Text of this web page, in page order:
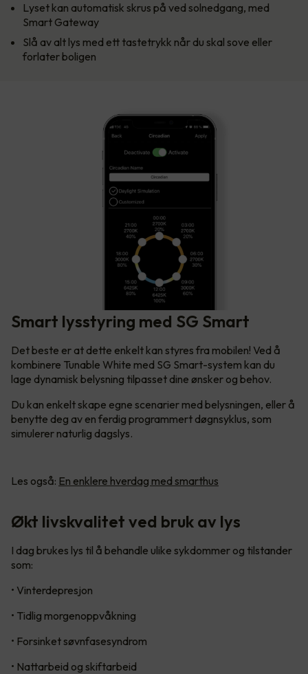
Lyset kan automatisk skrus på ved solnedgang, med
Smart Gateway
Slå av alt lys med ett tastetrykk når du skal sove eller
forlater boligen
Smart lysstyring med SG Smart
Det beste er at dette enkelt kan styres fra mobilen! Ved å
kombinere Tunable White med SG Smart-system kan du
lage dynamisk belysning tilpasset dine ønsker og behov.
Du kan enkelt skape egne scenarier med belysningen, eller å
benytte deg av en ferdig programmert døgnsyklus, som
simulerer naturlig dagslys.
Les også: En enklere hverdag med smarthus
Økt livskvalitet ved bruk av lys
I dag brukes lys til å behandle ulike sykdommer og tilstander
som:
• Vinterdepresjon
• Tidlig morgenoppvåkning
• Forsinket søvnfasesyndrom
• Nattarbeid og skiftarbeid